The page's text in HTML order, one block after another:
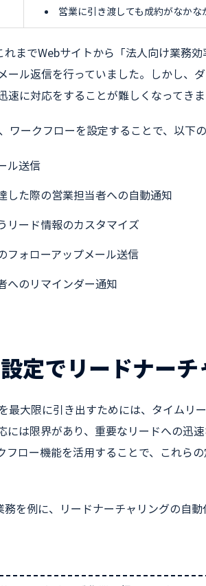
営業に引き渡しても成約がなかな
までWebサイトから「法人向け業務
ール返信を行っていました。しかし、
に対応をすることが難しくなってきま
ワークフローを設定することで、以下
ル送信
した際の営業担当者への自動通知
リード情報のカスタマイズ
フォローアップメール送信
へのリマインダー通知
定でリードナー
最大限に引き出すためには、タイムリ
には限界があり、重要なリードへの迅
フロー機能を活用することで、これら
を例に、リードナーチャリングの自動